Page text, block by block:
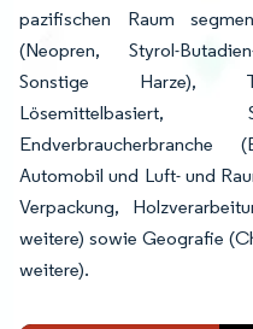
pazifischen Raum
(Neopren, Styrol-
Sonstige Harze),
Lösemittelbasiert,
Endverbraucherbranche
Automobil und Luft- und
Verpackung,
weitere) sowie Geografie
weitere).